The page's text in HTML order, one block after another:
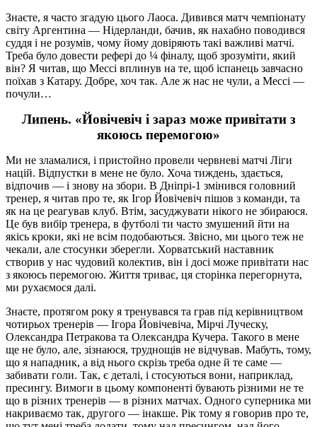
Знаєте, я часто згадую цього Лаоса. Дивився матч чемпіонату
світу Аргентина — Нідерланди, бачив, як нахабно поводився
суддя і не розумів, чому йому довіряють такі важливі матчі.
Треба було довести рефері до ¼ фіналу, щоб зрозуміти, який
він? Я читав, що Мессі вплинув на те, щоб іспанець завчасно
поїхав з Катару. Добре, хоч так. Але ж нас не чули, а Мессі —
почули…
Липень. «Йовічевіч і зараз може привітати з
якоюсь перемогою»
Ми не зламалися, і пристойно провели червневі матчі Ліги
націй. Відпустки в мене не було. Хоча тиждень, здається,
відпочив — і знову на збори. В Дніпрі-1 змінився головний
тренер, я читав про те, як Ігор Йовічевіч пішов з команди, та
як на це реагував клуб. Втім, засуджувати нікого не збираюся.
Це був вибір тренера, в футболі ти часто змушений йти на
якісь кроки, які не всім подобаються. Звісно, ми цього теж не
чекали, але стосунки зберегли. Хорватський наставник
створив у нас чудовий колектив, він і досі може привітати нас
з якоюсь перемогою. Життя триває, ця сторінка перегорнута,
ми рухаємося далі.
Знаєте, протягом року я тренувався та грав під керівництвом
чотирьох тренерів — Ігора Йовічевіча, Мірчі Луческу,
Олександра Петракова та Олександра Кучера. Такого в мене
ще не було, але, зізнаюся, труднощів не відчував. Мабуть, тому,
що я нападник, а від нього скрізь треба одне й те саме —
забивати голи. Так, є деталі, і стосуються вони, наприклад,
пресингу. Вимоги в цьому компоненті бувають різними не те
що в різних тренерів — в різних матчах. Одного суперника ми
накриваємо так, другого — інакше. Рік тому я говорив про те,